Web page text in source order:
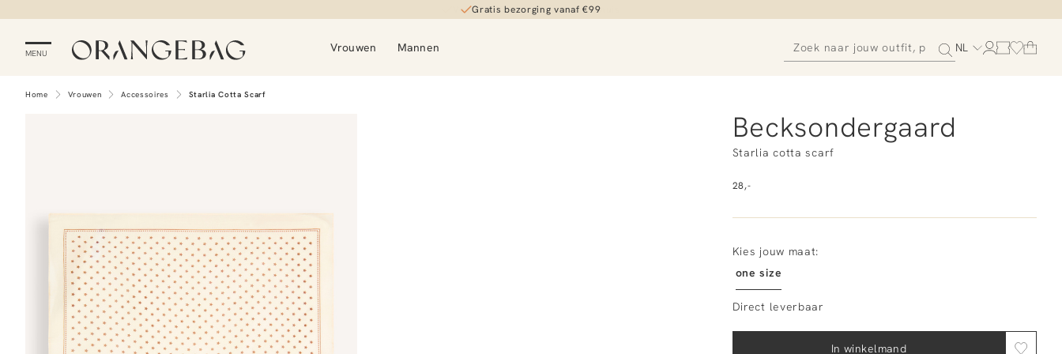
Gratis bezorging vanaf €99
MENU Vrouwen Mannen NL
Home Vrouwen Accessoires Starlia Cotta Scarf
Becksondergaard
Starlia cotta scarf
28,-
Kies jouw maat:
one size
Direct leverbaar
In winkelmand